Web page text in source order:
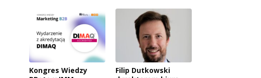
Kongres Wiedzy
Filip Dutkowski